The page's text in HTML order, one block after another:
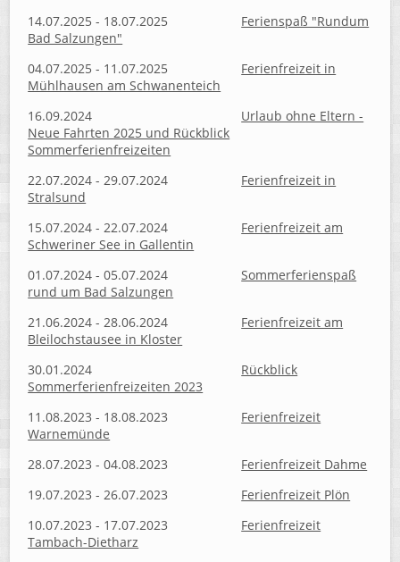
14.07.2025 - 18.07.2025
Ferienspaß "Rundum
Bad Salzungen"
04.07.2025 - 11.07.2025
Ferienfreizeit in
Mühlhausen am Schwanenteich
16.09.2024
Urlaub ohne Eltern -
Neue Fahrten 2025 und Rückblick
Sommerferienfreizeiten
22.07.2024 - 29.07.2024
Ferienfreizeit in
Stralsund
15.07.2024 - 22.07.2024
Ferienfreizeit am
Schweriner See in Gallentin
01.07.2024 - 05.07.2024
Sommerferienspaß
rund um Bad Salzungen
21.06.2024 - 28.06.2024
Ferienfreizeit am
Bleilochstausee in Kloster
30.01.2024
Rückblick
Sommerferienfreizeiten 2023
11.08.2023 - 18.08.2023
Ferienfreizeit
Warnemünde
28.07.2023 - 04.08.2023
Ferienfreizeit Dahme
19.07.2023 - 26.07.2023
Ferienfreizeit Plön
10.07.2023 - 17.07.2023
Ferienfreizeit
Tambach-Dietharz